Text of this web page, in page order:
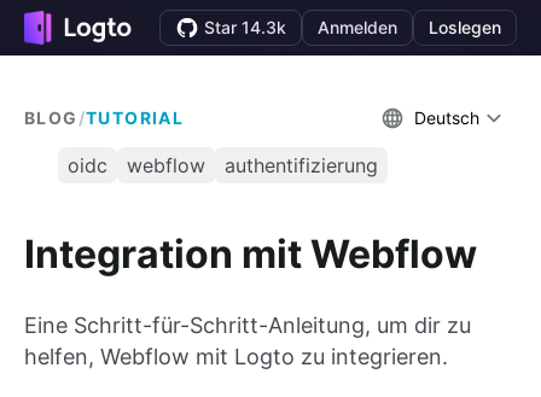
Star 14.3k Anmelden Loslegen
BLOG /TUTORIAL Deutsch
oidc webflow authentifizierung
Integration mit Webflow
Eine Schritt-für-Schritt-Anleitung, um dir zu
helfen, Webflow mit Logto zu integrieren.